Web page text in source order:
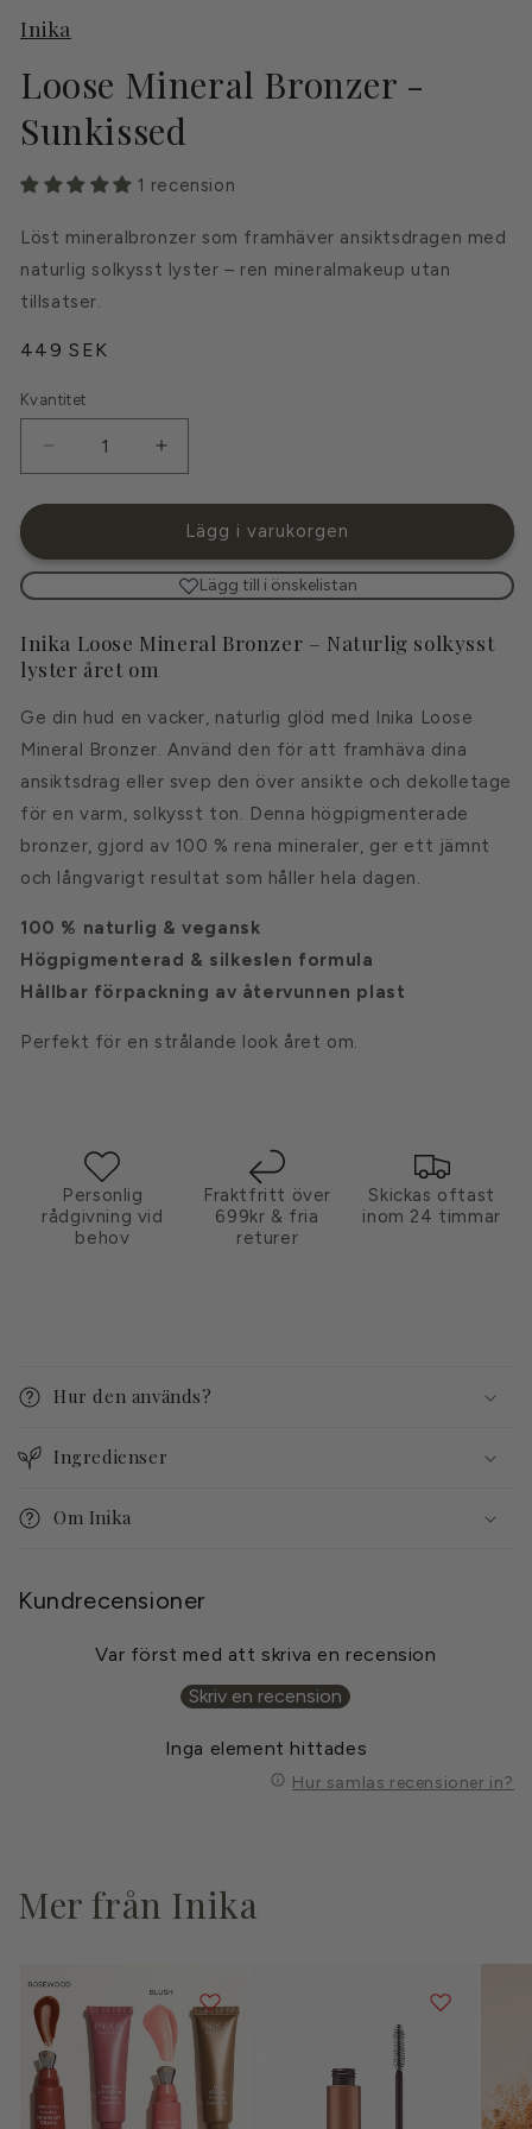
Inika
Loose Mineral Bronzer -
Sunkissed
1 recension
Löst mineralbronzer som framhäver ansiktsdragen med
naturlig solkysst lyster – ren mineralmakeup utan
tillsatser.
Ordinarie
449 SEK
Kvantitet
Kvantitet
Minska
kvantitet
för
Mineral
Bronzer
-
Sunkissed
Öka
kvantitet
för
Loose
Mineral
Bronzer
-
Sunkissed
Lägg i varukorgen
Lägg till i önskelistan
Inika Loose Mineral Bronzer – Naturlig solkysst
lyster året om
Ge din hud en vacker, naturlig glöd med Inika Loose
Mineral Bronzer. Använd den för att framhäva dina
ansiktsdrag eller svep den över ansikte och dekolletage
för en varm, solkysst ton. Denna högpigmenterade
bronzer, gjord av 100 % rena mineraler, ger ett jämnt
och långvarigt resultat som håller hela dagen.
100 % naturlig & vegansk
Högpigmenterad & silkeslen formula
Hållbar förpackning av återvunnen plast
Perfekt för en strålande look året om.
Personlig
rådgivning vid
behov
Fraktfritt över
699kr & fria
returer
Skickas oftast
inom 24 timmar
n
n
h
å
l
s
a
Hur den används?
Ingredienser
Om Inika
Kundrecensioner
Var först med att skriva en recension
Skriv en recension
Inga element hittades
Hur samlas recensioner in?
Mer från Inika